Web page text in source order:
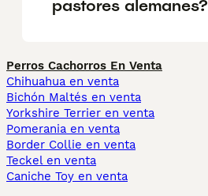
pastores alemanes?
Perros Cachorros En Venta
Chihuahua en venta
Bichón Maltés en venta
Yorkshire Terrier en venta
Pomerania en venta
Border Collie en venta
Teckel en venta
Caniche Toy en venta